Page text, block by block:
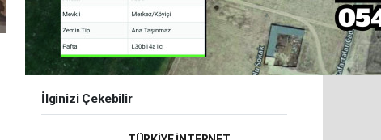
İlginizi Çekebilir